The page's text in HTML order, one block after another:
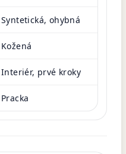
Syntetická, ohybná
Kožená
Interiér, prvé kroky
Pracka